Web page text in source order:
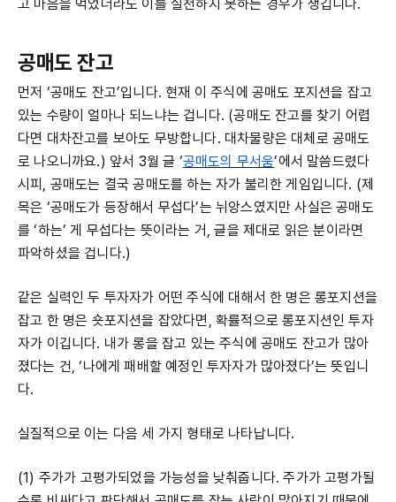
고 마음을 먹었더라도 이를 실천하지 못하는 경우가 생깁니다.
공매도 잔고
먼저 ‘공매도 잔고’입니다. 현재 이 주식에 공매도 포지션을 잡고
있는 수량이 얼마나 되느냐는 겁니다. (공매도 잔고를 찾기 어렵
다면 대차잔고를 보아도 무방합니다. 대차물량은 대체로 공매도
로 나오니까요.) 앞서 3월 글 ‘공매도의 무서움’에서 말씀드렸다
시피, 공매도는 결국 공매도를 하는 자가 불리한 게임입니다. (제
목은 ‘공매도가 등장해서 무섭다’는 뉘앙스였지만 사실은 공매도
를 ‘하는’ 게 무섭다는 뜻이라는 거, 글을 제대로 읽은 분이라면
파악하셨을 겁니다.)
같은 실력인 두 투자자가 어떤 주식에 대해서 한 명은 롱포지션을
잡고 한 명은 숏포지션을 잡았다면, 확률적으로 롱포지션인 투자
자가 이깁니다. 내가 롱을 잡고 있는 주식에 공매도 잔고가 많아
졌다는 건, ‘나에게 패배할 예정인 투자자가 많아졌다’는 뜻입니
다.
실질적으로 이는 다음 세 가지 형태로 나타납니다.
(1) 주가가 고평가되었을 가능성을 낮춰줍니다. 주가가 고평가될